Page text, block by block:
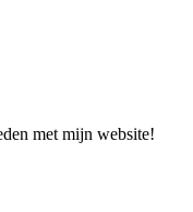
met mijn website!